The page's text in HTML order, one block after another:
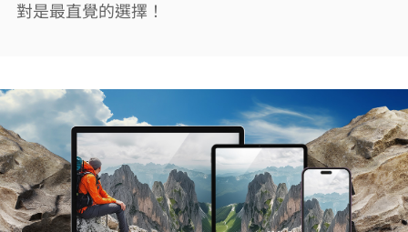
對是最直覺的選擇！